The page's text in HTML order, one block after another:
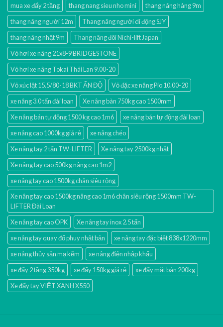
mua xe đẩy 2 tầng
thang nang sieu nho mini
thang nâng hàng 9m
thang nâng người 12m
Thang nâng người di động SJY
thang nâng nhật 9m
Thang nâng đôi Nichi-lift Japan
Vỏ hơi xe nâng 21x8-9 BRIDGESTONE
Vỏ hơi xe nâng Tokai Thái Lan 9.00-20
Vỏ xúc lật 15.5/80-18 BKT ẤN ĐỘ
Vỏ đặc xe nâng Pio 10.00-20
xe nâng 3.0 tấn đài loan
Xe nâng bàn 750kg cao 1500mm
Xe nâng bán tự động 1500 kg cao 1m6
xe nâng bán tự động đài loan
xe nâng cao 1000kg giá rẻ
xe nâng chéo
Xe nâng tay 2 tấn TW-LIFTER
Xe nâng tay 2500kg nhật
Xe nâng tay cao 500kg nâng cao 1m2
xe nâng tay cao 1500kg chân siêu rộng
Xe nâng tay cao 1500kg nâng cao 1m6 chân siêu rộng 1500mm TW-
LIFTER Đài Loan
Xe nâng tay cao OPK
Xe nâng tay inox 2.5 tấn
xe nâng tay quay đổ phuy nhật bản
xe nâng tay đặc biệt 838x1220mm
xe nâng thủy sản mạ kẽm
xe nâng điện nhập khấu
xe đẩy 2 tầng 350kg
xe đẩy 150kg giá rẻ
xe đẩy mặt bàn 200kg
Xe đẩy tay VIỆT XANH X550